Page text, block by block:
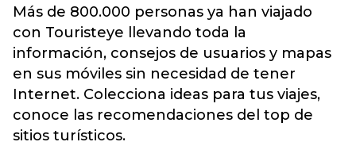
Más de 800.000 personas ya han viajado
con Touristeye llevando toda la
información, consejos de usuarios y mapas
en sus móviles sin necesidad de tener
Internet. Colecciona ideas para tus viajes,
conoce las recomendaciones del top de
sitios turísticos.